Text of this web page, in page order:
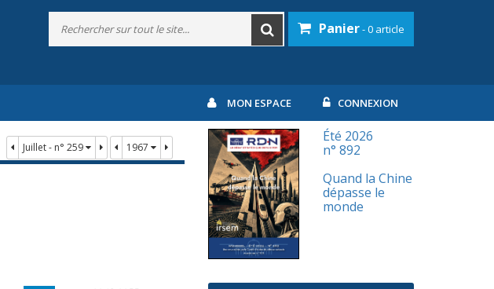
Panier- 0 article
MON ESPACE CONNEXION
Juillet - n° 259 1967
Été 2026
n° 892
Quand la Chine
dépasse le
monde